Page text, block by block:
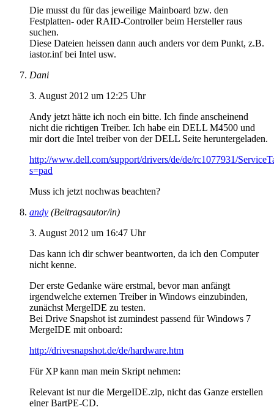
Die musst du für das jeweilige Mainboard bzw. den
Festplatten- oder RAID-Controller beim Hersteller raus
suchen.
Diese Dateien heissen dann auch anders vor dem Punkt, z.B.
iastor.inf bei Intel usw.
Dani
3. August 2012 um 12:25 Uhr
Andy jetzt hätte ich noch ein bitte. Ich finde anscheinend
nicht die richtigen Treiber. Ich habe ein DELL M4500 und
mir dort die Intel treiber von der DELL Seite heruntergeladen.
http://www.dell.com/support/drivers/de/de/rc1077931/
s=pad
Muss ich jetzt nochwas beachten?
andy (Beitragsautor/in)
3. August 2012 um 16:47 Uhr
Das kann ich dir schwer beantworten, da ich den Computer
nicht kenne.
Der erste Gedanke wäre erstmal, bevor man anfängt
irgendwelche externen Treiber in Windows einzubinden,
zunächst MergeIDE zu testen.
Bei Drive Snapshot ist zumindest passend für Windows 7
MergeIDE mit onboard:
http://drivesnapshot.de/de/hardware.htm
Für XP kann man mein Skript nehmen:
Relevant ist nur die MergeIDE.zip, nicht das Ganze erstellen
einer BartPE-CD.